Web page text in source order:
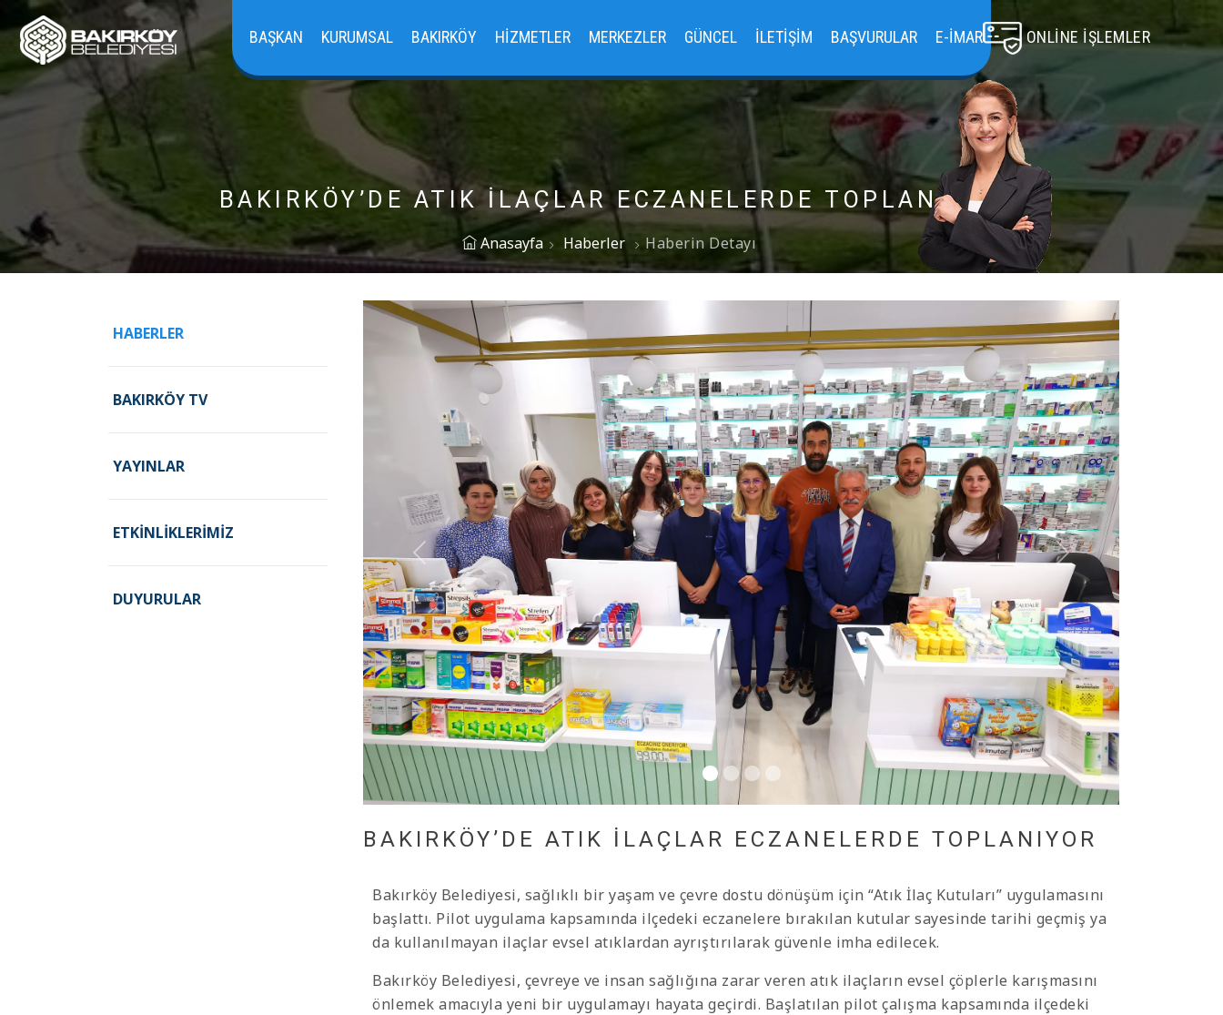
BAŞKAN KURUMSAL BAKIRKÖY HIZMETLER MERKEZLER GÜNCEL İLETIŞIM BAŞVURULAR E-İMAR ONLINE İŞLEMLER
BAKIRKÖY’DE ATIK İLAÇLAR ECZANELERDE TOPLANIYOR
Anasayfa Haberler Haberin Detayı
HABERLER
BAKIRKÖY TV
YAYINLAR
ETKINLIKLERIMIZ
DUYURULAR
BAKIRKÖY’DE ATIK İLAÇLAR ECZANELERDE TOPLANIYOR
Bakırköy Belediyesi, sağlıklı bir yaşam ve çevre dostu dönüşüm için “Atık İlaç Kutuları” uygulamasını
başlattı. Pilot uygulama kapsamında ilçedeki eczanelere bırakılan kutular sayesinde tarihi geçmiş ya
da kullanılmayan ilaçlar evsel atıklardan ayrıştırılarak güvenle imha edilecek.
Bakırköy Belediyesi, çevreye ve insan sağlığına zarar veren atık ilaçların evsel çöplerle karışmasını
önlemek amacıyla yeni bir uygulamayı hayata geçirdi. Başlatılan pilot çalışma kapsamında ilçedeki